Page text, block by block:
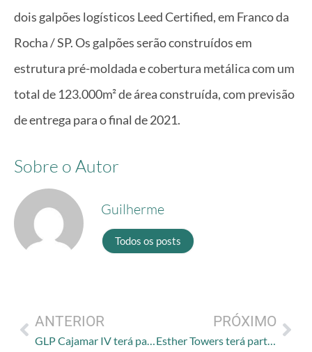
dois galpões logísticos Leed Certified, em Franco da
Rocha / SP. Os galpões serão construídos em
estrutura pré-moldada e cobertura metálica com um
total de 123.000m² de área construída, com previsão
de entrega para o final de 2021.
Sobre o Autor
Guilherme
Todos os posts
ANTERIOR PRÓXIMO
Esther Towers terá participação da Novatec